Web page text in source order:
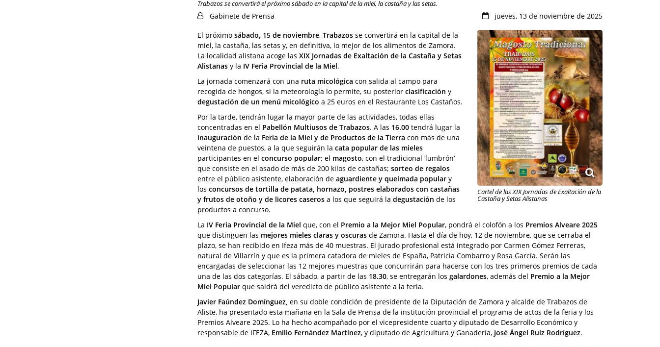
Trabazos se convertirá el próximo sábado en la capital de la miel, la castaña y las setas.
jueves, 13 de noviembre de 2025
Gabinete de Prensa
Cartel de las XIX Jornadas de Exaltación de la
Castaña y Setas Alistanas
El próximo sábado, 15 de noviembre, Trabazos se convertirá en la capital de la
miel, la castaña, las setas y, en definitiva, lo mejor de los alimentos de Zamora.
La localidad alistana acoge las XIX Jornadas de Exaltación de la Castaña y Setas
Alistanas y la IV Feria Provincial de la Miel.
La jornada comenzará con una ruta micológica con salida al campo para
recogida de hongos, si la meteorología lo permite, su posterior clasificación y
degustación de un menú micológico a 25 euros en el Restaurante Los Castaños.
Por la tarde, tendrán lugar la mayor parte de las actividades, todas ellas
concentradas en el Pabellón Multiusos de Trabazos. A las 16.00 tendrá lugar la
inauguración de la Feria de la Miel y de Productos de la Tierra con más de una
veintena de puestos, a la que seguirán la cata popular de las mieles
participantes en el concurso popular; el magosto, con el tradicional ‘lumbrón’
que consiste en el asado de más de 200 kilos de castañas; sorteo de regalos
entre el público asistente, elaboración de aguardiente y queimada popular y
los concursos de tortilla de patata, hornazo, postres elaborados con castañas
y frutos de otoño y de licores caseros a los que seguirá la degustación de los
productos a concurso.
La IV Feria Provincial de la Miel que, con el Premio a la Mejor Miel Popular, pondrá el colofón a los Premios Alveare 2025
que distinguen las mejores mieles claras y oscuras de Zamora. Hasta el día de hoy, 12 de noviembre, que se cerraba el
plazo, se han recibido en Ifeza más de 40 muestras. El jurado profesional está integrado por Carmen Gómez Ferreras,
natural de Villarrín y que es la primera catadora de mieles de España, Patricia Combarro y Rosa García. Serán las
encargadas de seleccionar las 12 mejores muestras que concurrirán para hacerse con los tres primeros premios de cada
una de las dos categorías. El sábado, a partir de las 18.30, se entregarán los galardones, además del Premio a la Mejor
Miel Popular que saldrá del veredicto de público asistente a la feria.
Javier Faúndez Domínguez, en su doble condición de presidente de la Diputación de Zamora y alcalde de Trabazos de
Aliste, ha presentado esta mañana en la Sala de Prensa de la institución provincial el programa de actos de la feria y los
Premios Alveare 2025. Lo ha hecho acompañado por el vicepresidente cuarto y diputado de Desarrollo Económico y
responsable de IFEZA, Emilio Fernández Martínez, y diputado de Agricultura y Ganadería, José Ángel Ruiz Rodríguez.